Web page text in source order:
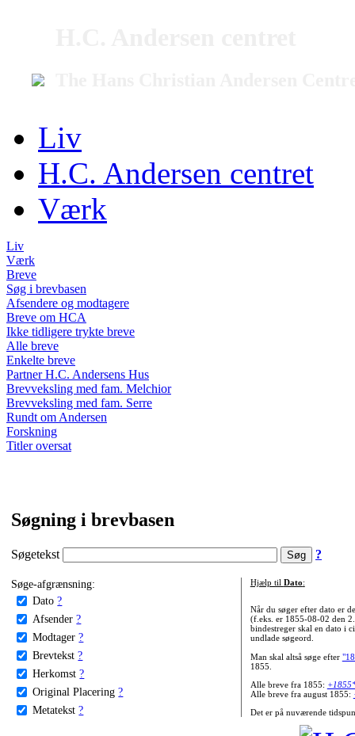
Liv
H.C. Andersen centret
Værk
Liv
Værk
Breve
Søg i brevbasen
Afsendere og modtagere
Breve om HCA
Ikke tidligere trykte breve
Alle breve
Enkelte breve
Partner H.C. Andersens Hus
Brevveksling med fam. Melchior
Brevveksling med fam. Serre
Rundt om Andersen
Forskning
Titler oversat
Søgning i brevbasen
Søgetekst ?
Søge-afgrænsning:
Dato ?
Afsender ?
Modtager ?
Brevtekst ?
Herkomst ?
Original Placering ?
Metatekst ?
Hjælp til Dato:
Når du søger efter dato er
(f.eks. er 1855-08-02 den
bindestreger skal en dato i
undlade søgeord.
Man skal altså søge efter
1855.
Alle breve fra 1855:
Alle breve fra august 1855:
Det er på nuværende